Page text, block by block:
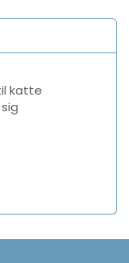
katte